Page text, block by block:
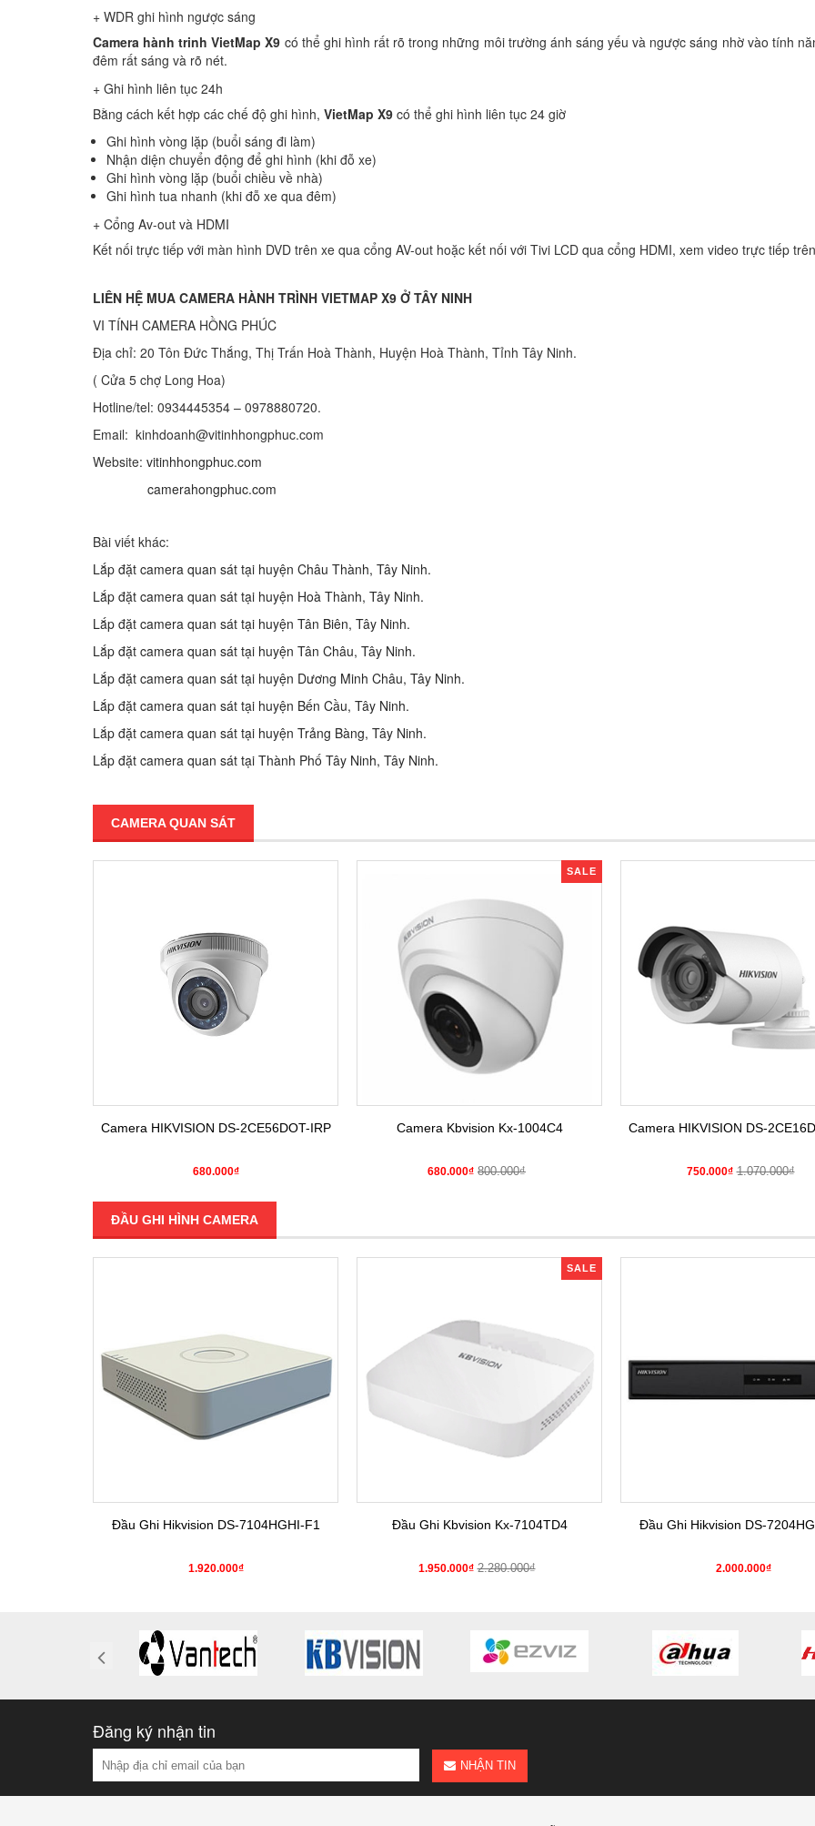
+ WDR ghi hình ngược sáng
Camera hành trinh VietMap X9 có thể ghi hình rất rõ trong những môi trường ánh sáng yếu và ngược sáng nhờ vào tính
đêm rất sáng và rõ nét.
+ Ghi hình liên tục 24h
Bằng cách kết hợp các chế độ ghi hình, VietMap X9 có thể ghi hình liên tục 24 giờ
Ghi hình vòng lặp (buổi sáng đi làm)
Nhận diện chuyển động để ghi hình (khi đỗ xe)
Ghi hình vòng lặp (buổi chiều về nhà)
Ghi hình tua nhanh (khi đỗ xe qua đêm)
+ Cổng Av-out và HDMI
Kết nối trực tiếp với màn hình DVD trên xe qua cổng AV-out hoặc kết nối với Tivi LCD qua cổng HDMI, xem video trực tiếp
LIÊN HỆ MUA CAMERA HÀNH TRÌNH VIETMAP X9 Ở TÂY NINH
VI TÍNH CAMERA HỒNG PHÚC
Địa chỉ: 20 Tôn Đức Thắng, Thị Trấn Hoà Thành, Huyện Hoà Thành, Tỉnh Tây Ninh.
( Cửa 5 chợ Long Hoa)
Hotline/tel: 0934445354 – 0978880720.
Email: kinhdoanh@vitinhhongphuc.com
Website: vitinhhongphuc.com
camerahongphuc.com
Bài viết khác:
Lắp đặt camera quan sát tại huyện Châu Thành, Tây Ninh.
Lắp đặt camera quan sát tại huyện Hoà Thành, Tây Ninh.
Lắp đặt camera quan sát tại huyện Tân Biên, Tây Ninh.
Lắp đặt camera quan sát tại huyện Tân Châu, Tây Ninh.
Lắp đặt camera quan sát tại huyện Dương Minh Châu, Tây Ninh.
Lắp đặt camera quan sát tại huyện Bến Cầu, Tây Ninh.
Lắp đặt camera quan sát tại huyện Trảng Bàng, Tây Ninh.
Lắp đặt camera quan sát tại Thành Phố Tây Ninh, Tây Ninh.
CAMERA QUAN SÁT
Camera HIKVISION DS-2CE56DOT-IRP
680.000₫
SALE
Camera Kbvision Kx-1004C4
680.000₫ 800.000₫
Camera HIKVISION DS-
750.000₫ 1.070.000₫
ĐẦU GHI HÌNH CAMERA
Đầu Ghi Hikvision DS-7104HGHI-F1
1.920.000₫
SALE
Đầu Ghi Kbvision Kx-7104TD4
1.950.000₫ 2.280.000₫
Đầu Ghi Hikvision DS-
2.000.000₫
Đăng ký nhận tin
NHẬN TIN